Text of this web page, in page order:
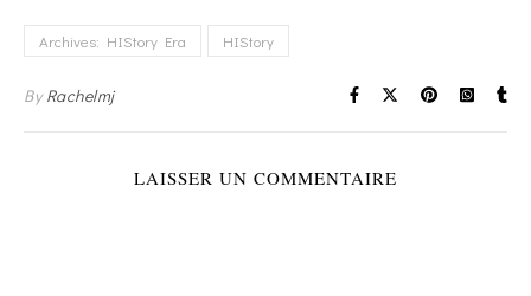
Archives: HIStory Era HIStory
ByRachelmj
LAISSER UN COMMENTAIRE